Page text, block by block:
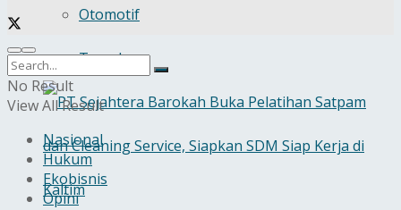
Otomotif
Travel
No Result
View All Result
Nasional
Hukum
Ekobisnis
Opini